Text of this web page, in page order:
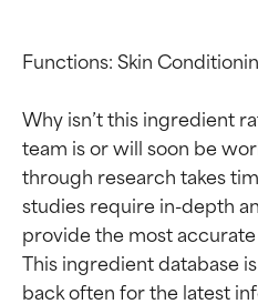
Functions: Skin
Why isn’t this ingredient
team is or will soon be
through research takes
studies require in-depth
provide the most
This ingredient database